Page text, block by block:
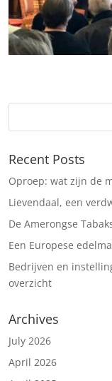
Recent Posts
Oproep: wat zijn de
Lievendaal, een
De Amerongse
Een Europese
Bedrijven en
overzicht
Archives
July 2026
April 2026